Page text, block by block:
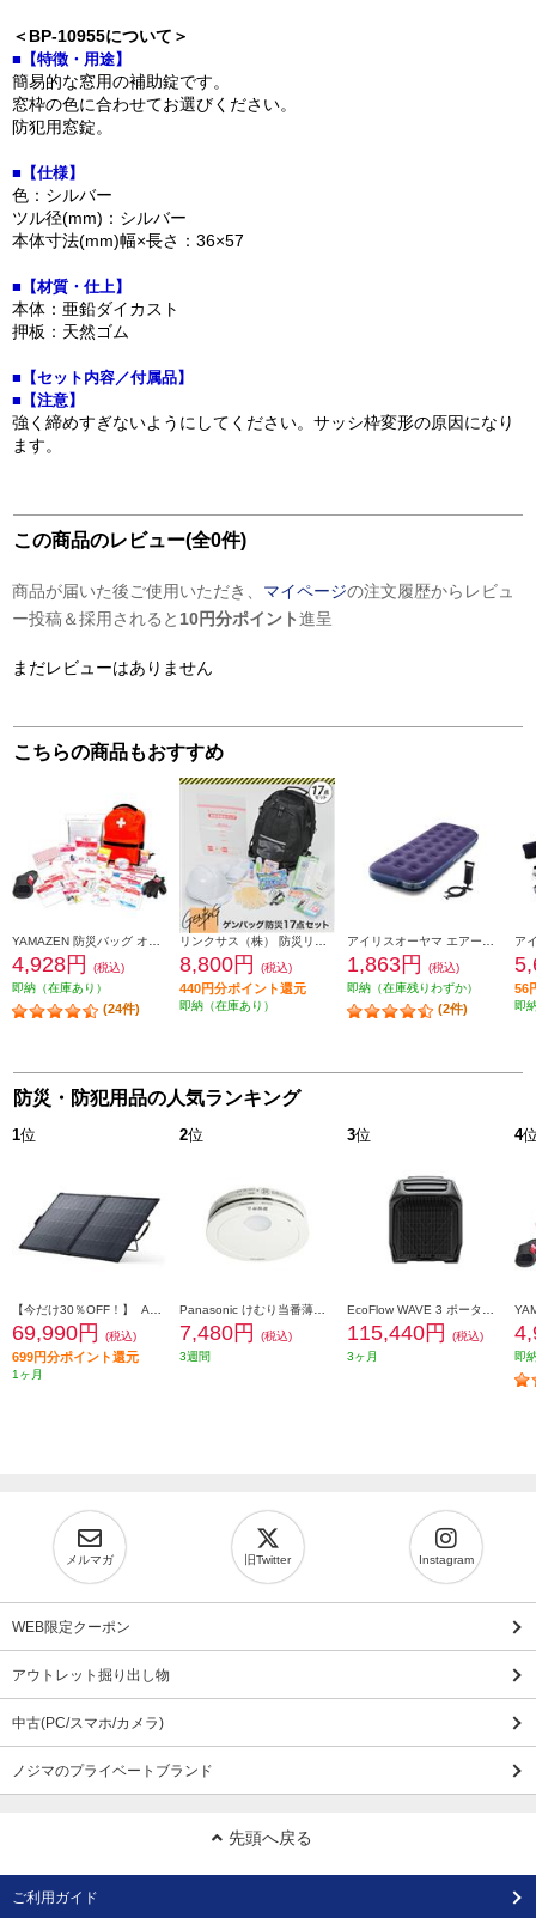
＜BP-10955について＞
■【特徴・用途】
簡易的な窓用の補助錠です。
窓枠の色に合わせてお選びください。
防犯用窓錠。
■【仕様】
色：シルバー
ツル径(mm)：シルバー
本体寸法(mm)幅×長さ：36×57
■【材質・仕上】
本体：亜鉛ダイカスト
押板：天然ゴム
■【セット内容／付属品】
■【注意】
強く締めすぎないようにしてください。サッシ枠変形の原因になり
ます。
この商品のレビュー(全0件)
商品が届いた後ご使用いただき、 マイページの注文履歴からレビュ
ー投稿＆採用されると 10円分ポイント進呈
まだレビューはありません
こちらの商品もおすすめ
4,928円
(税込)
即納（在庫あり）
(24件)
8,800円 (税込)
440円分ポイント還元
即納（在庫あり）
1,863円
(税込)
即納（在庫残りわずか）
(2件)
56
即
防災・防犯用品の人気ランキング
1位
69,990円 (税込)
699円分ポイント還元
1ヶ月
2位
7,480円
(税込)
3週間
3位
115,440円
(税込)
3ヶ月
4
即
メルマガ 旧Twitter Instagram
WEB限定クーポン
アウトレット掘り出し物
中古(PC/スマホ/カメラ)
ノジマのプライベートブランド
先頭へ戻る
ご利用ガイド